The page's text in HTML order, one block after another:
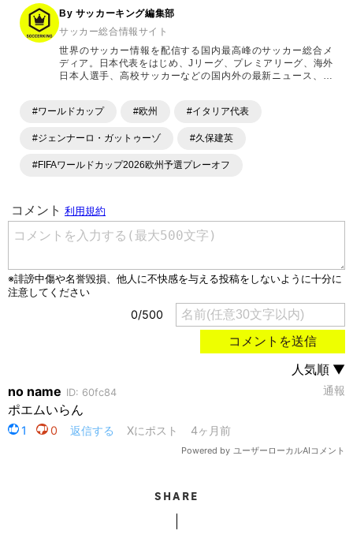
By サッカーキング編集部
サッカー総合情報サイト
世界のサッカー情報を配信する国内最高峰のサッカー総合メ
ディア。日本代表をはじめ、Jリーグ、プレミアリーグ、海外
日本人選手、高校サッカーなどの国内外の最新ニュース、コ
ます。「X」「Instagram」「YouTube」「TikTok」など、
#ワールドカップ #欧州 #イタリア代表
#ジェンナーロ・ガットゥーゾ #久保建英
#FIFAワールドカップ2026欧州予選プレーオフ
SHARE